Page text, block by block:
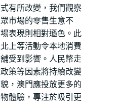
有所改變，我們觀察
市場的零售生意不
表現則相對遜色。此
上等活動令本地消費
受到影響。人民幣走
策等因素將持續改變
，澳門應投放更多的
體驗，專注於吸引更